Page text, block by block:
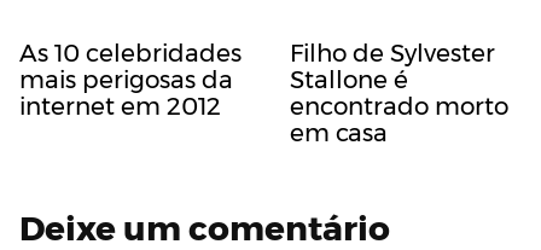
As 10 celebridades
mais perigosas da
internet em 2012
Filho de Sylvester
Stallone é
encontrado morto
em casa
Deixe um comentário